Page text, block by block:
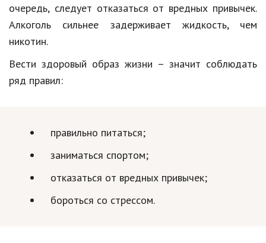
очередь, следует отказаться от вредных привычек.
Алкоголь сильнее задерживает жидкость, чем
никотин.
Вести здоровый образ жизни – значит соблюдать
ряд правил:
правильно питаться;
заниматься спортом;
отказаться от вредных привычек;
бороться со стрессом.